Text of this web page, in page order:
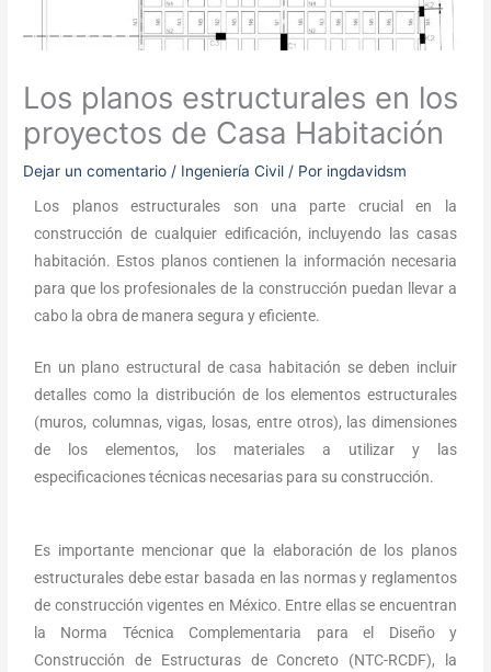
Los planos estructurales en los
proyectos de Casa Habitación
Dejar un comentario / Ingeniería Civil / Por ingdavidsm
Los planos estructurales son una parte crucial en la
construcción de cualquier edificación, incluyendo las casas
habitación. Estos planos contienen la información necesaria
para que los profesionales de la construcción puedan llevar a
cabo la obra de manera segura y eficiente.
En un plano estructural de casa habitación se deben incluir
detalles como la distribución de los elementos estructurales
(muros, columnas, vigas, losas, entre otros), las dimensiones
de los elementos, los materiales a utilizar y las
especificaciones técnicas necesarias para su construcción.
Es importante mencionar que la elaboración de los planos
estructurales debe estar basada en las normas y reglamentos
de construcción vigentes en México. Entre ellas se encuentran
la Norma Técnica Complementaria para el Diseño y
Construcción de Estructuras de Concreto (NTC-RCDF), la